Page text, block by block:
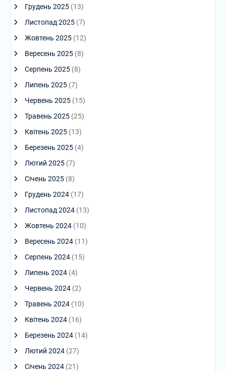
Грудень 2025(13)
Листопад 2025(7)
Жовтень 2025(12)
Вересень 2025(8)
Серпень 2025(8)
Липень 2025(7)
Червень 2025(15)
Травень 2025(25)
Квітень 2025(13)
Березень 2025(4)
Лютий 2025(7)
Січень 2025(8)
Грудень 2024(17)
Листопад 2024(13)
Жовтень 2024(10)
Вересень 2024(11)
Серпень 2024(15)
Липень 2024(4)
Червень 2024(2)
Травень 2024(10)
Квітень 2024(16)
Березень 2024(14)
Лютий 2024(27)
Січень 2024(21)